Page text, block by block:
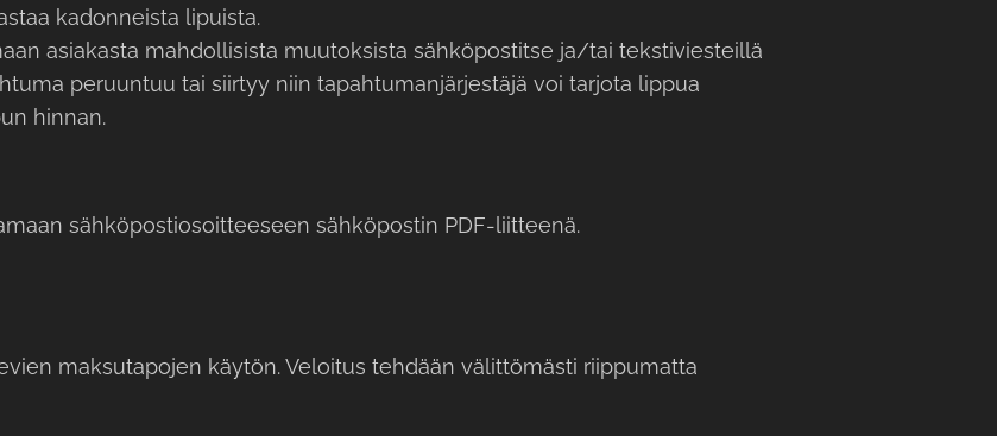
kadonneista lipuista.
asiakasta mahdollisista muutoksista sähköpostitse ja/tai tekstiviesteillä
peruuntuu tai siirtyy niin tapahtumanjärjestäjä voi tarjota lippua
hinnan.
sähköpostiosoitteeseen sähköpostin PDF-liitteenä.
maksutapojen käytön. Veloitus tehdään välittömästi riippumatta